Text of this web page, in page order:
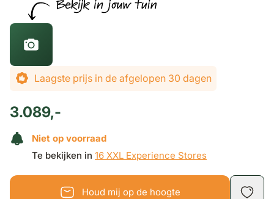
De prijs is afhankelijk van de gekozen opties
Laagste prijs in de afgelopen 30 dagen
3.089,-
Niet op voorraad
Te bekijken in 16 XXL Experience Stores
Houd mij op de hoogte